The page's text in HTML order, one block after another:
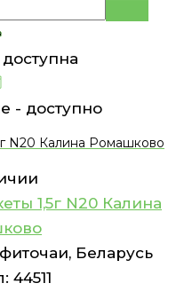
доступна
- доступно
N20 Калина Ромашково
1,5г N20 Калина
Беларусь
44511